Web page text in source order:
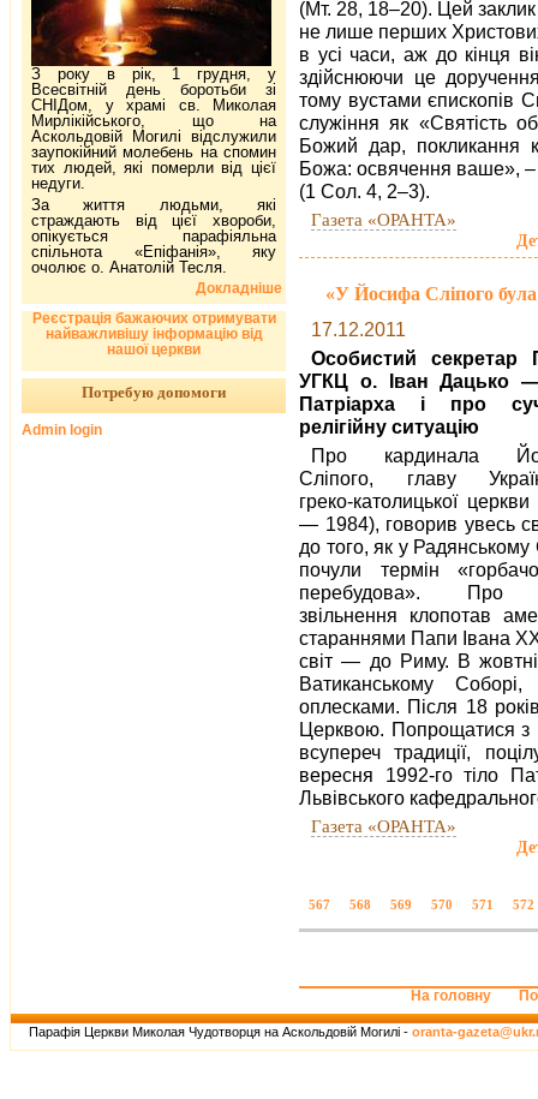
(Мт. 28, 18–20). Цей
не лише перших
в усі часи, аж до кінця
здійснюючи це
тому вустами єпископів
служіння як «Святість
Божий дар, покликання
Божа: освячення ваше»,
(1 Сол. 4, 2–3).
Газета «ОРАНТА»
«У Йосифа Сліпого
17.12.2011
Особистий секретар
УГКЦ о. Іван Дацько
Патріарха і про
релігійну ситуацію
Про кардинала
Сліпого, главу
греко-католицької
— 1984), говорив увесь
до того, як у Радянському
почули термін
перебудова». Про
звільнення клопотав
стараннями Папи Івана
світ — до Риму. В жовтні
Ватиканському
оплесками. Після 18
Церквою. Попрощатися з
всупереч традиції,
вересня 1992-го тіло
Львівського
Газета «ОРАНТА»
567 568 569 570 571 572
З року в рік, 1 грудня, у
Всесвітній день боротьби зі
СНІДом, у храмі св. Миколая
Мирлікійського, що на
Аскольдовій Могилі відслужили
заупокійний молебень на спомин
тих людей, які померли від цієї
недуги.
За життя людьми, які
страждають від цієї хвороби,
опікується парафіяльна
спільнота «Епіфанія», яку
очолює о. Анатолій Тесля.
Докладніше
Реєстрація бажаючих отримувати
найважливішу інформацію від
нашої церкви
Потребую допомоги
Admin login
На головну
Парафія Церкви Миколая Чудотворця на Аскольдовій Могилі - oranta-